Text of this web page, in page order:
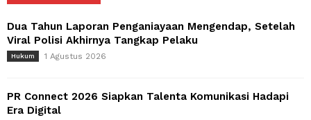
Dua Tahun Laporan Penganiayaan Mengendap, Setelah
Viral Polisi Akhirnya Tangkap Pelaku
Hukum 1 Agustus 2026
PR Connect 2026 Siapkan Talenta Komunikasi Hadapi
Era Digital